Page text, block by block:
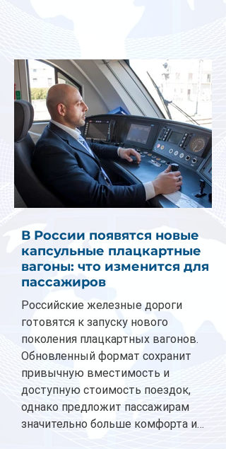
В России появятся новые
капсульные плацкартные
вагоны: что изменится для
пассажиров
Российские железные дороги
готовятся к запуску нового
поколения плацкартных вагонов.
Обновленный формат сохранит
привычную вместимость и
доступную стоимость поездок,
однако предложит пассажирам
значительно больше комфорта и